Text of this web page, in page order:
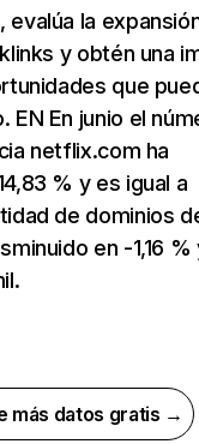
evalúa la
y obtén una
que
EN En junio el
netflix.com ha
% y es igual a
de dominios
en -1,16 %
más datos gratis →